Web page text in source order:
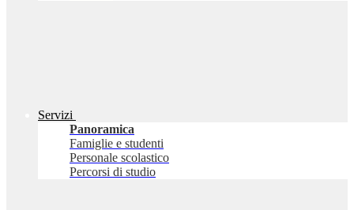
Servizi
Panoramica
Famiglie e studenti
Personale scolastico
Percorsi di studio